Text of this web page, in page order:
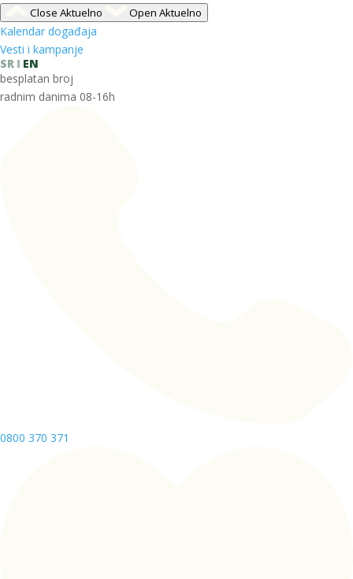
Close Aktuelno Open Aktuelno
Kalendar događaja
Vesti i kampanje
SR
EN
besplatan broj
radnim danima 08-16h
0800 370 371